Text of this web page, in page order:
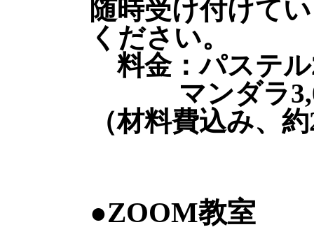
随時受け付けて
ください。
料金：パステル
マンダラ
（材料費込み、
●ZOOM教室